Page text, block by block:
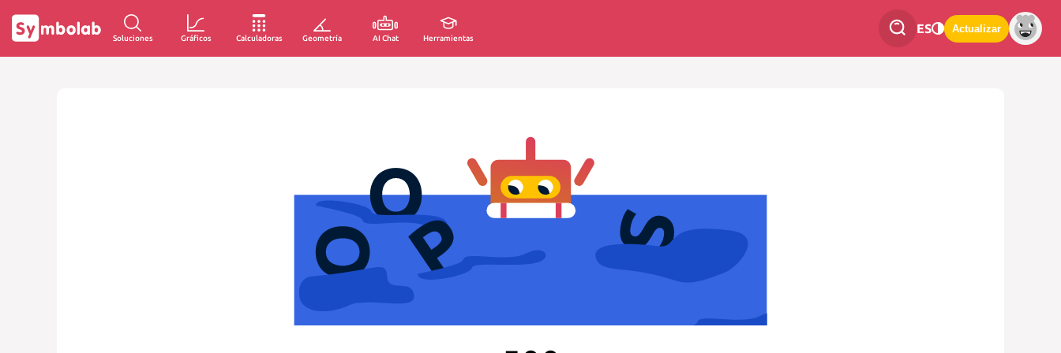
Soluciones Gráficos Calculadoras Geometría AI Chat Herramientas
ES Actualizar